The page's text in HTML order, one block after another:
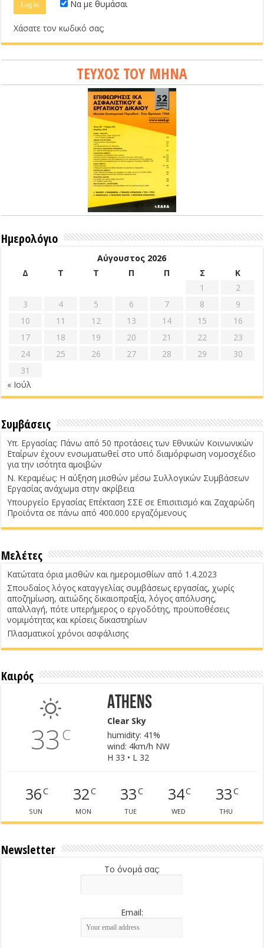
Να με θυμάσαι
Χάσατε τον κωδικό σας;
ΤΕΥΧΟΣ ΤΟΥ ΜΗΝΑ
Ημερολόγιο
Αύγουστος 2026
Δ
Τ Τ Π Π Σ
Κ
1
2
3
4 5 6 7 8
9
10
11 12 13 14 15
16
17
18 19 20 21 22
23
24
25 26 27 28 29
30
31
« Ιούλ
Συμβάσεις
Υπ. Εργασίας: Πάνω από 50 προτάσεις των Εθνικών Κοινωνικών
Εταίρων έχουν ενσωματωθεί στο υπό διαμόρφωση νομοσχέδιο
για την ισότητα αμοιβών
Ν. Κεραμέως: Η αύξηση μισθών μέσω Συλλογικών Συμβάσεων
Εργασίας ανάχωμα στην ακρίβεια
Υπουργείο Εργασίας Επέκταση ΣΣΕ σε Επισιτισμό και Ζαχαρώδη
Προϊόντα σε πάνω από 400.000 εργαζόμενους
Μελέτες
Κατώτατα όρια μισθών και ημερομισθίων από 1.4.2023
Σπουδαίος λόγος καταγγελίας συμβάσεως εργασίας, χωρίς
αποζημίωση, αιτιώδης δικαιοπραξία, λόγος απόλυσης,
απαλλαγή, πότε υπερήμερος ο εργοδότης, προϋποθέσεις
νομιμότητας και κρίσεις δικαστηρίων
Πλασματικοί χρόνοι ασφάλισης
Καιρός
33C
Athens
Clear Sky
humidity: 41%
wind: 4km/h NW
H 33 • L 32
36C
SUN
32C
MON
33C
TUE
34C
WED
33C
THU
Newsletter
Το όνομά σας:
Email: